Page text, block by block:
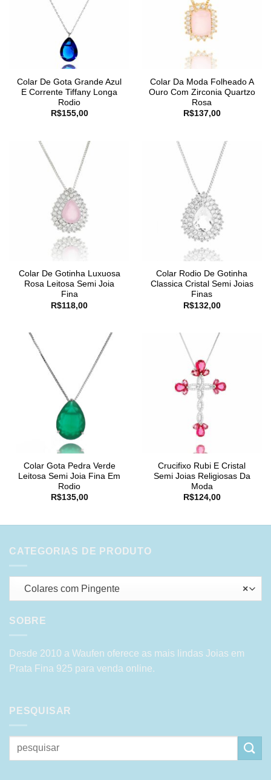
Colar De Gota Grande Azul
E Corrente Tiffany Longa
Rodio
R$155,00
Colar Da Moda Folheado A
Ouro Com Zirconia Quartzo
Rosa
R$137,00
Colar De Gotinha Luxuosa
Rosa Leitosa Semi Joia
Fina
R$118,00
Colar Rodio De Gotinha
Classica Cristal Semi Joias
Finas
R$132,00
Colar Gota Pedra Verde
Leitosa Semi Joia Fina Em
Rodio
R$135,00
Crucifixo Rubi E Cristal
Semi Joias Religiosas Da
Moda
R$124,00
CATEGORIAS DE PRODUTO
×
Colares com Pingente
SOBRE
Desde 2010 a Waufen oferece as mais lindas Joias em
Prata Fina 925 para venda online.
PESQUISAR
Pesquisar
por: